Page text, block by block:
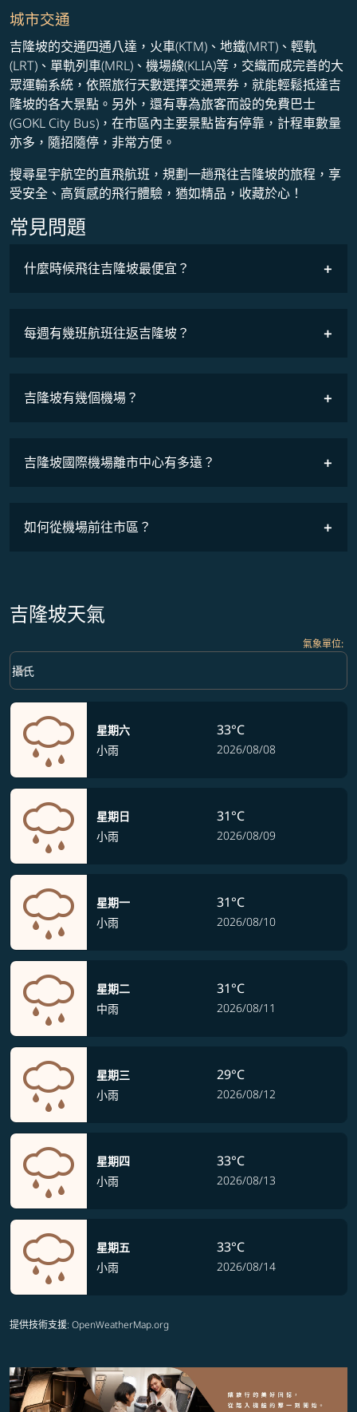
城市交通
吉隆坡的交通四通八達，火車(KTM)、地鐵(MRT)、輕軌
(LRT)、單軌列車(MRL)、機場線(KLIA)等，交織而成完善的大
眾運輸系統，依照旅行天數選擇交通票券，就能輕鬆抵達吉
隆坡的各大景點。另外，還有專為旅客而設的免費巴士
(GOKL City Bus)，在市區內主要景點皆有停靠，計程車數量
亦多，隨招隨停，非常方便。
搜尋星宇航空的直飛航班，規劃一趟飛往吉隆坡的旅程，享
受安全、高質感的飛行體驗，猶如精品，收藏於心！
常見問題
什麼時候飛往吉隆坡最便宜？
COSMILE會員
每週有幾班航班往返吉隆坡？
吉隆坡有幾個機場？
吉隆坡國際機場離市中心有多遠？
如何從機場前往市區？
吉隆坡天氣
氣象單位:
Weather unit option 攝氏 Selected
攝氏
keyboard_arrow_down
星期六
小雨
33°C
2026/08/08
星期日
小雨
31°C
2026/08/09
星期一
小雨
31°C
2026/08/10
星期二
中雨
31°C
2026/08/11
星期三
小雨
29°C
2026/08/12
星期四
小雨
33°C
2026/08/13
星期五
小雨
33°C
2026/08/14
提供技術支援: OpenWeatherMap.org